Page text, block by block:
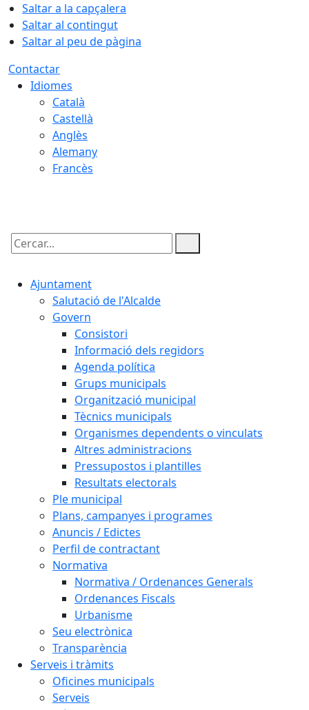
Saltar a la capçalera
Saltar al contingut
Saltar al peu de pàgina
Contactar
Idiomes
Català
Castellà
Anglès
Alemany
Francès
Cercar:
Ajuntament
Salutació de l'Alcalde
Govern
Consistori
Informació dels regidors
Agenda política
Grups municipals
Organització municipal
Tècnics municipals
Organismes dependents o vinculats
Altres administracions
Pressupostos i plantilles
Resultats electorals
Ple municipal
Plans, campanyes i programes
Anuncis / Edictes
Perfil de contractant
Normativa
Normativa / Ordenances Generals
Ordenances Fiscals
Urbanisme
Seu electrònica
Transparència
Serveis i tràmits
Oficines municipals
Serveis